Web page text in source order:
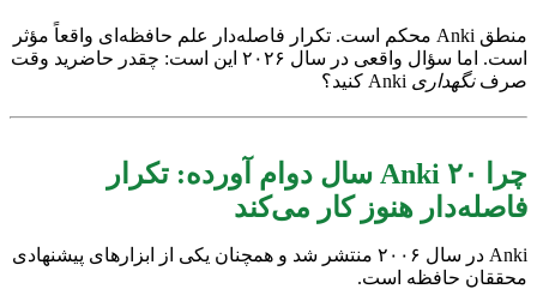
منطق Anki محکم است. تکرار فاصله‌دار علم حافظه‌ای واقعاً مؤثر
است. اما سؤال واقعی در سال ۲۰۲۶ این است: چقدر حاضرید وقت
صرفنگهداری
چرا Anki ۲۰ سال دوام آورده: تکرار
فاصله‌دار هنوز کار می‌کند
Anki در سال ۲۰۰۶ منتشر شد و همچنان یکی از ابزارهای پیشنهادی
محققان حافظه است.